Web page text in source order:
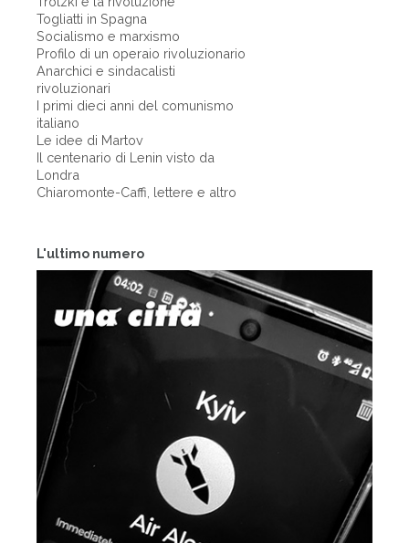
L'ultimo numero
Togliatti in Spagna
Socialismo e marxismo
Profilo di un operaio rivoluzionario
Anarchici e sindacalisti
rivoluzionari
I primi dieci anni del comunismo
italiano
Le idee di Martov
Il centenario di Lenin visto da
Londra
Chiaromonte-Caffi, lettere e altro